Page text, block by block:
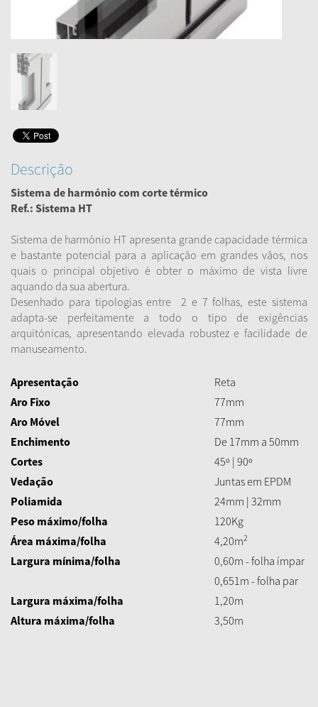
Descrição
Sistema de harmónio com corte térmico
Ref.: Sistema HT
Sistema de harmónio HT apresenta grande capacidade térmica
e bastante potencial para a aplicação em grandes vãos, nos
quais o principal objetivo é obter o máximo de vista livre
aquando da sua abertura.
Desenhado para tipologias entre 2 e 7 folhas, este sistema
adapta-se perfeitamente a todo o tipo de exigências
arquitónicas, apresentando elevada robustez e facilidade de
manuseamento.
Apresentação
Reta
Aro Fixo
77mm
Aro Móvel
77mm
Enchimento
De 17mm a 50mm
Cortes
45º | 90º
Vedação
Juntas em EPDM
Poliamida
24mm | 32mm
Peso máximo/folha
120Kg
Área máxima/folha
4,20m2
Largura mínima/folha
0,60m - folha ímpar
0,651m - folha par
Largura máxima/folha
1,20m
Altura máxima/folha 3,50m